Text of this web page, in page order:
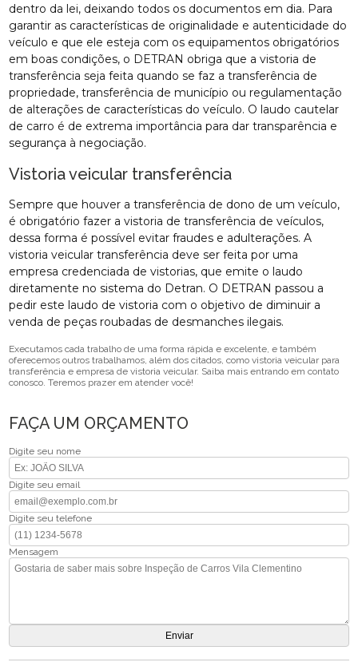
dentro da lei, deixando todos os documentos em dia. Para
garantir as características de originalidade e autenticidade do
veículo e que ele esteja com os equipamentos obrigatórios
em boas condições, o DETRAN obriga que a vistoria de
transferência seja feita quando se faz a transferência de
propriedade, transferência de município ou regulamentação
de alterações de características do veículo. O laudo cautelar
de carro é de extrema importância para dar transparência e
segurança à negociação.
Vistoria veicular transferência
Sempre que houver a transferência de dono de um veículo,
é obrigatório fazer a vistoria de transferência de veículos,
dessa forma é possível evitar fraudes e adulterações. A
vistoria veicular transferência deve ser feita por uma
empresa credenciada de vistorias, que emite o laudo
diretamente no sistema do Detran. O DETRAN passou a
pedir este laudo de vistoria com o objetivo de diminuir a
venda de peças roubadas de desmanches ilegais.
Executamos cada trabalho de uma forma rápida e excelente, e também
oferecemos outros trabalhamos, além dos citados, como vistoria veicular para
transferência e empresa de vistoria veicular. Saiba mais entrando em contato
conosco. Teremos prazer em atender você!
FAÇA UM ORÇAMENTO
Digite seu nome
Digite seu email
Digite seu telefone
Mensagem